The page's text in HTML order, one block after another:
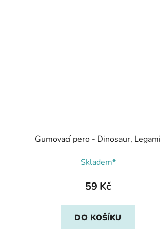
Gumovací pero - Dinosaur, Legami
Skladem*
59 Kč
DO KOŠÍKU